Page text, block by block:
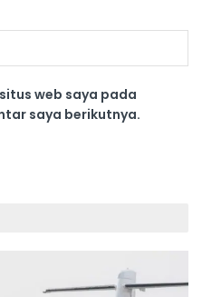
web saya pada
saya berikutnya.